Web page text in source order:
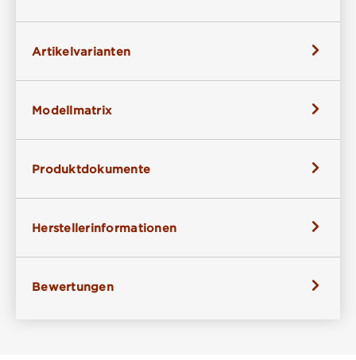
Artikelvarianten
Modellmatrix
Produktdokumente
Herstellerinformationen
Bewertungen